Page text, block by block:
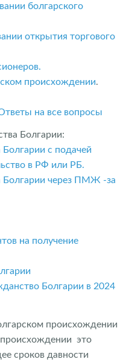
болгарского
открытия торгового
происхождении.
на все вопросы
Болгарии:
с подачей
в РФ или РБ.
Болгарии через ПМЖ -за
на получение
Болгарии в 2024
происхождении
происхождении это
сроков давности